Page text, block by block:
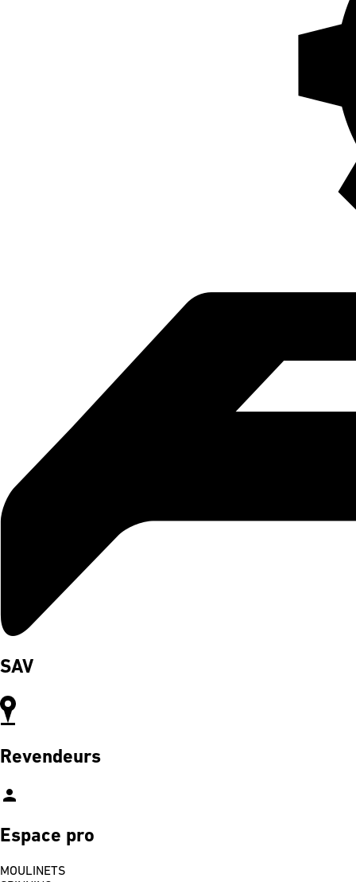
SAV
Revendeurs
person
Espace pro
MOULINETS